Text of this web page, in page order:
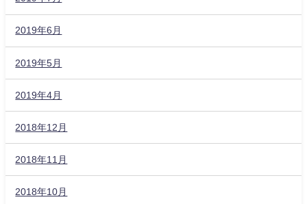
2019年6月
2019年5月
2019年4月
2018年12月
2018年11月
2018年10月